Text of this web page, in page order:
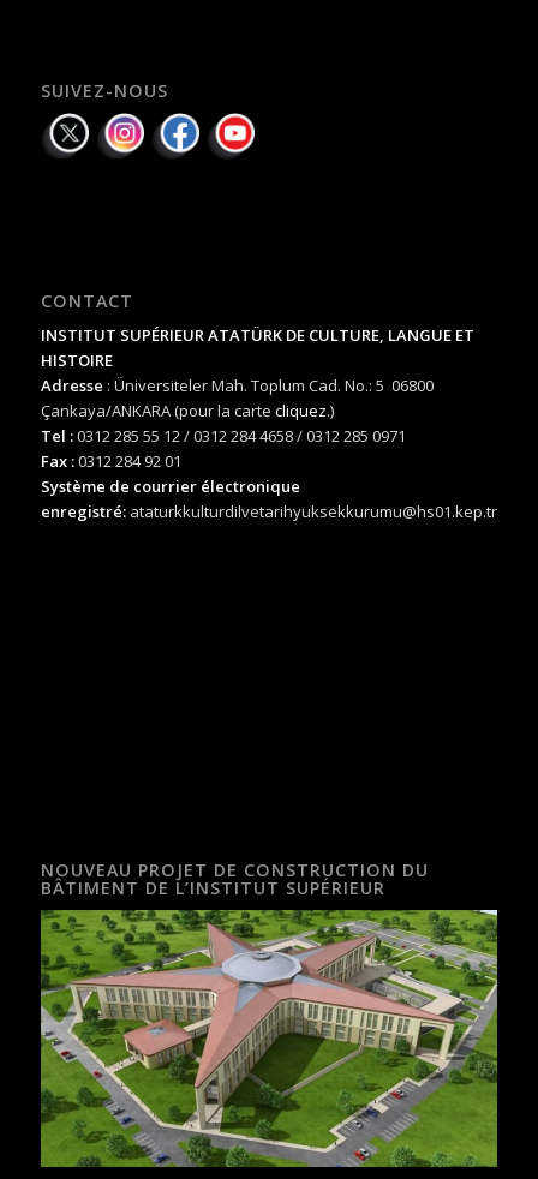
SUIVEZ-NOUS
CONTACT
INSTITUT SUPÉRIEUR ATATÜRK DE CULTURE, LANGUE ET
HISTOIRE
Adresse : Üniversiteler Mah. Toplum Cad. No.: 5 06800
Çankaya/ANKARA (pour la carte cliquez.)
Tel :0312 285 55 12 / 0312 284 4658 / 0312 285 0971
Fax :0312 284 92 01
Système de courrier électronique
enregistré: ataturkkulturdilvetarihyuksekkurumu@hs01.kep.tr
NOUVEAU PROJET DE CONSTRUCTION DU
BÂTIMENT DE L’INSTITUT SUPÉRIEUR